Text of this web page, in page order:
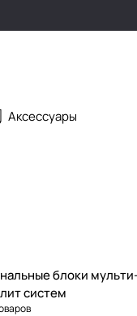
Аксессуары
блоки
систем